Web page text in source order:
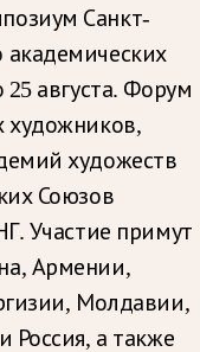
Санкт-
академических
августа. Форум
художников,
художеств
Союзов
Участие примут
Армении,
Молдавии,
Россия, а также